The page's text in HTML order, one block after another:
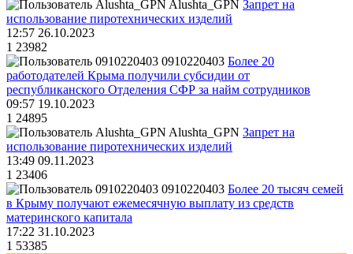
Alushta_GPN Запрет на
использование пиротехнических изделий
12:57 26.10.2023
1 23982
0910220403 Более 20
работодателей Крыма получили субсидии от
республиканского Отделения СФР за найм сотрудников
09:57 19.10.2023
1 24895
Alushta_GPN Запрет на
использование пиротехнических изделий
13:49 09.11.2023
1 23406
0910220403 Более 20 тысяч семей
в Крыму получают ежемесячную выплату из средств
материнского капитала
17:22 31.10.2023
1 53385